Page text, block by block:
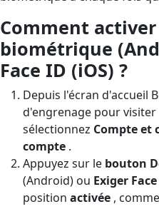
Comment
biométrique
Face ID (iOS) ?
Depuis l'écran d'accueil
d'engrenage pour
sélectionnez Compte et
compte .
Appuyez sur le bouton
(Android) ou Exiger
position activée ,